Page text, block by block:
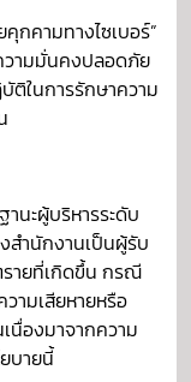
กคามทางไซเบอร์”
วามมั่นคงปลอดภัย
ติในการรักษาความ
นะผู้บริหารระดับ
สำนักงานเป็นผู้รับ
รายที่เกิดขึ้น กรณี
ามเสียหายหรือ
นื่องมาจากความ
บายนี้